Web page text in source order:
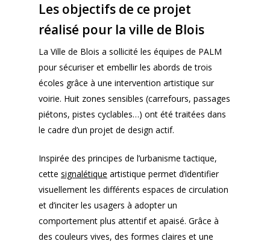
Les objectifs de ce projet
réalisé pour la ville de Blois
La Ville de Blois a sollicité les équipes de PALM
pour sécuriser et embellir les abords de trois
écoles grâce à une intervention artistique sur
voirie. Huit zones sensibles (carrefours, passages
piétons, pistes cyclables…) ont été traitées dans
le cadre d’un projet de design actif.
Inspirée des principes de l’urbanisme tactique,
cette signalétique artistique permet d’identifier
visuellement les différents espaces de circulation
et d’inciter les usagers à adopter un
comportement plus attentif et apaisé. Grâce à
des couleurs vives, des formes claires et une